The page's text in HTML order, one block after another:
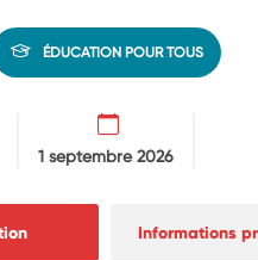
ÉDUCATION POUR TOUS
1 septembre 2026
Informations